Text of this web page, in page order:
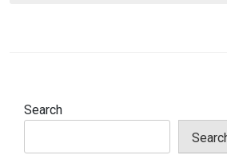
Search